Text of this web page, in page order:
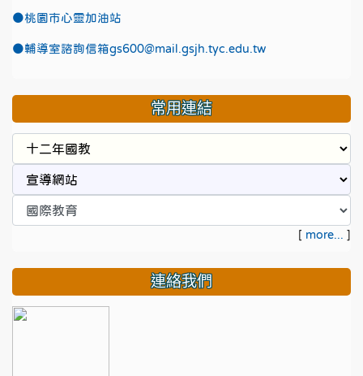
●桃園市心靈加油站
●輔導室諮詢信箱gs600@mail.gsjh.tyc.edu.tw
常用連結
[ more... ]
連絡我們